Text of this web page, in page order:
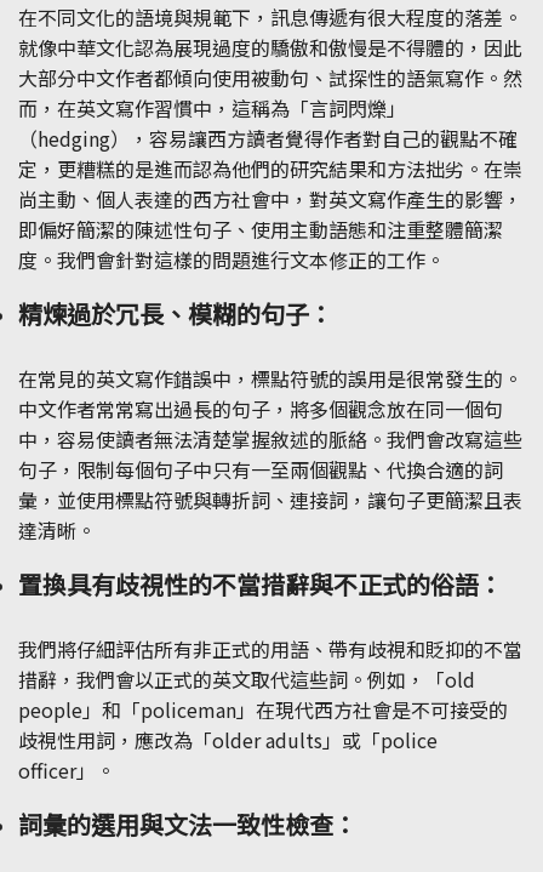
在不同文化的語境與規範下，訊息傳遞有很大程度的落差。
就像中華文化認為展現過度的驕傲和傲慢是不得體的，因此
大部分中文作者都傾向使用被動句、試探性的語氣寫作。然
而，在英文寫作習慣中，這稱為「言詞閃爍」
（hedging），容易讓西方讀者覺得作者對自己的觀點不確
定，更糟糕的是進而認為他們的研究結果和方法拙劣。在崇
尚主動、個人表達的西方社會中，對英文寫作產生的影響，
即偏好簡潔的陳述性句子、使用主動語態和注重整體簡潔
度。我們會針對這樣的問題進行文本修正的工作。
精煉過於冗長、模糊的句子：
在常見的英文寫作錯誤中，標點符號的誤用是很常發生的。
中文作者常常寫出過長的句子，將多個觀念放在同一個句
中，容易使讀者無法清楚掌握敘述的脈絡。我們會改寫這些
句子，限制每個句子中只有一至兩個觀點、代換合適的詞
彙，並使用標點符號與轉折詞、連接詞，讓句子更簡潔且表
達清晰。
置換具有歧視性的不當措辭與不正式的俗語：
我們將仔細評估所有非正式的用語、帶有歧視和貶抑的不當
措辭，我們會以正式的英文取代這些詞。例如，「old
people」和「policeman」在現代西方社會是不可接受的
歧視性用詞，應改為「older adults」或「police
officer」。
詞彙的選用與文法一致性檢查：